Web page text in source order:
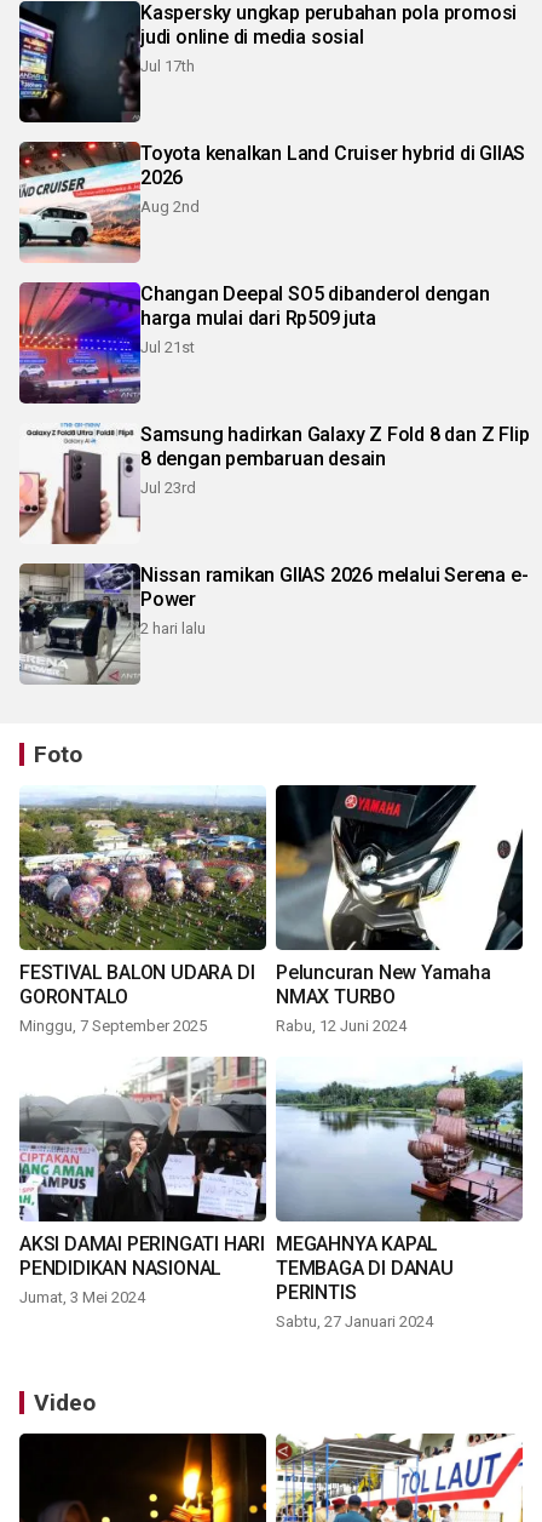
Kaspersky ungkap perubahan pola promosi
judi online di media sosial
Jul 17th
Toyota kenalkan Land Cruiser hybrid di GIIAS
2026
Aug 2nd
Changan Deepal SO5 dibanderol dengan
harga mulai dari Rp509 juta
Jul 21st
Samsung hadirkan Galaxy Z Fold 8 dan Z Flip
8 dengan pembaruan desain
Jul 23rd
Nissan ramikan GIIAS 2026 melalui Serena e-
Power
2 hari lalu
Foto
FESTIVAL BALON UDARA DI
GORONTALO
Minggu, 7 September 2025
Peluncuran New Yamaha
NMAX TURBO
Rabu, 12 Juni 2024
AKSI DAMAI PERINGATI HARI
PENDIDIKAN NASIONAL
Jumat, 3 Mei 2024
MEGAHNYA KAPAL
TEMBAGA DI DANAU
PERINTIS
Sabtu, 27 Januari 2024
Video